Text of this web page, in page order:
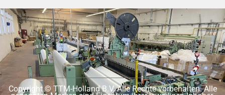
Copyright © TTM-Holland B.V. Alle Rechte vorbehalten. Alle